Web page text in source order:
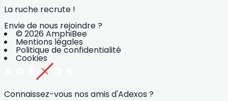
La ruche recrute !
Envie de nous rejoindre ?
© 2026 AmphiBee
Mentions légales
Politique de confidentialité
Cookies
Connaissez-vous nos amis d'Adexos ?